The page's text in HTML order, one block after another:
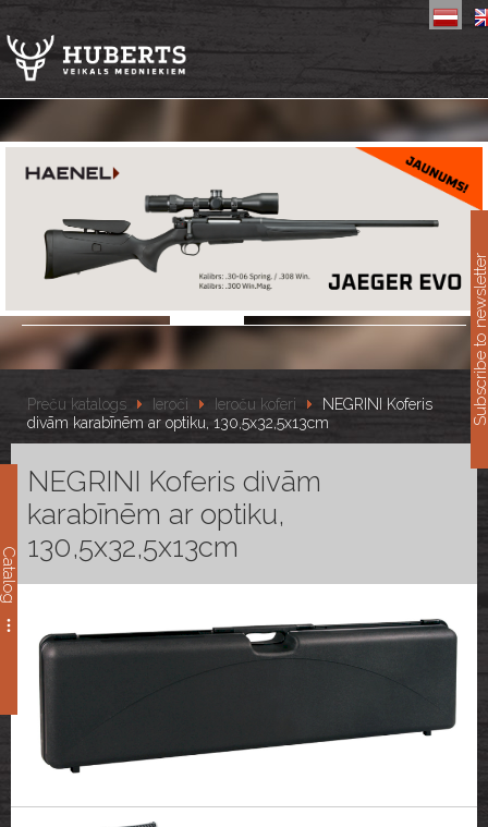
Catalog
Preču katalogs Ieroči Ieroču koferi
NEGRINI Koferis
divām karabīnēm ar optiku, 130,5x32,5x13cm
NEGRINI Koferis divām
karabīnēm ar optiku,
130,5x32,5x13cm
Subscribe